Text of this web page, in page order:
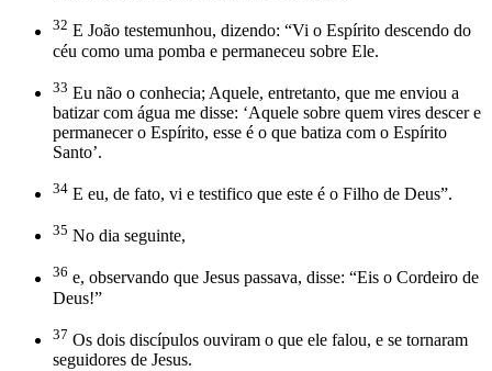
32 E João testemunhou, dizendo: “Vi o Espírito descendo do
céu como uma pomba e permaneceu sobre Ele.
33 Eu não o conhecia; Aquele, entretanto, que me enviou a
batizar com água me disse: ‘Aquele sobre quem vires descer e
permanecer o Espírito, esse é o que batiza com o Espírito
Santo’.
34 E eu, de fato, vi e testifico que este é o Filho de Deus”.
35 No dia seguinte,
36 e, observando que Jesus passava, disse: “Eis o Cordeiro de
Deus!”
37 Os dois discípulos ouviram o que ele falou, e se tornaram
seguidores de Jesus.